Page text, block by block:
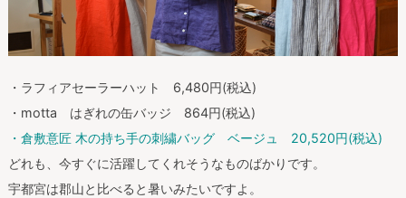
・ラフィアセーラーハット 6,480円(税込)
・motta はぎれの缶バッジ 864円(税込)
・倉敷意匠 木の持ち手の刺繍バッグ ベージュ 20,520円(税込)
どれも、今すぐに活躍してくれそうなものばかりです。
宇都宮は郡山と比べると暑いみたいですよ。